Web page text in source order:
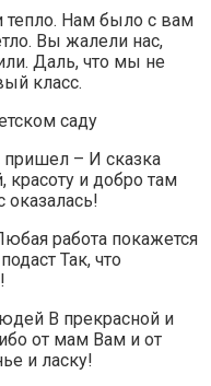
тепло. Нам было с вам
Вы жалели нас,
Даль, что мы не
класс.
саду
пришел – И сказка
красоту и добро там
оказалась!
работа покажется
Так, что
В прекрасной и
от мам Вам и от
и ласку!